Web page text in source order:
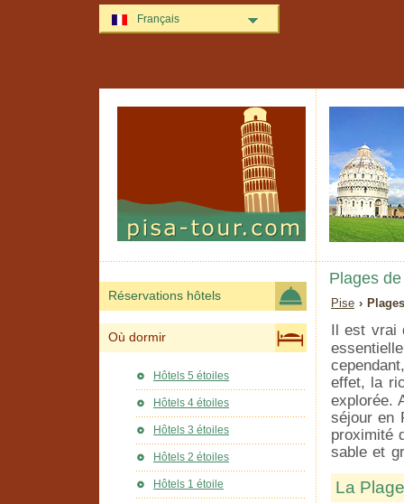
Plages
Pise ›
Il est vrai
effet, la
explorée.
séjour en
proximité
sable et
La
Réservations hôtels
Où dormir
Hôtels 5 étoiles
Hôtels 4 étoiles
Hôtels 3 étoiles
Hôtels 2 étoiles
Hôtels 1 étoile
Français